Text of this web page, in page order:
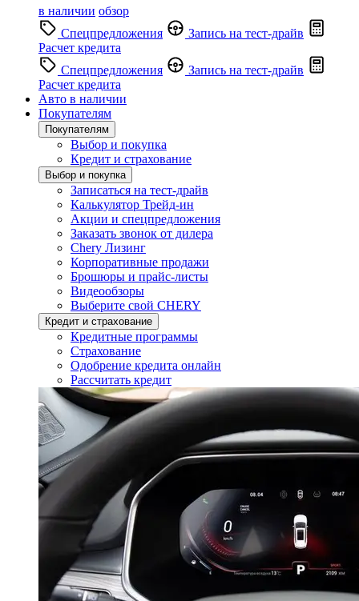
в наличии обзор
Спецпредложения
Запись на тест-драйв
Расчет кредита
Спецпредложения
Запись на тест-драйв
Расчет кредита
Авто в наличии
Покупателям
Покупателям
Выбор и покупка
Кредит и страхование
Выбор и покупка
Записаться на тест-драйв
Калькулятор Трейд-ин
Акции и спецпредложения
Заказать звонок от дилера
Chery Лизинг
Корпоративные продажи
Брошюры и прайс-листы
Видеообзоры
Выберите свой CHERY
Кредит и страхование
Кредитные программы
Страхование
Одобрение кредита онлайн
Рассчитать кредит